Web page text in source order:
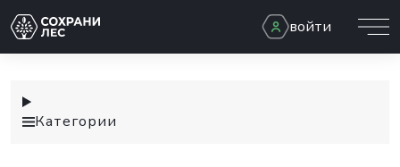
войти
Категории